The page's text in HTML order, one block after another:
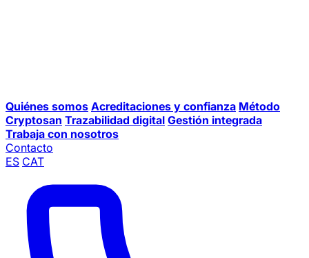
Quiénes somos Acreditaciones y confianza Método
Cryptosan Trazabilidad digital Gestión integrada
Trabaja con nosotros
Contacto
ES CAT